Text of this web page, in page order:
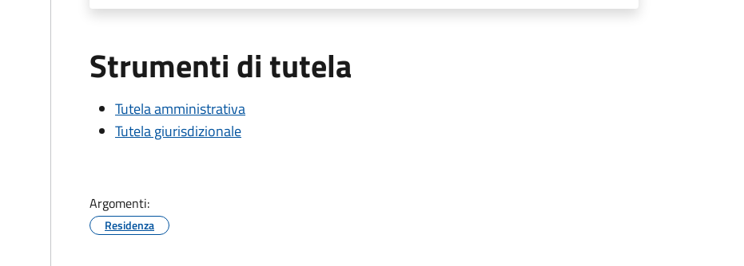
Strumenti di tutela
Tutela amministrativa
Tutela giurisdizionale
Argomenti:
Residenza